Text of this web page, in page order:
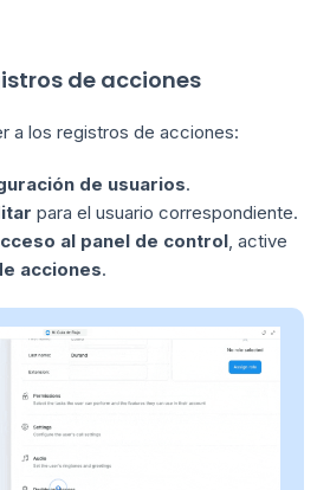
de acciones
a los registros de acciones:
de usuarios.
para el usuario correspondiente.
al panel de control , active
acciones.